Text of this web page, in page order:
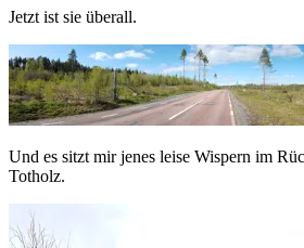
Jetzt ist sie überall.
Und es sitzt mir jenes leise Wispern im
Totholz.